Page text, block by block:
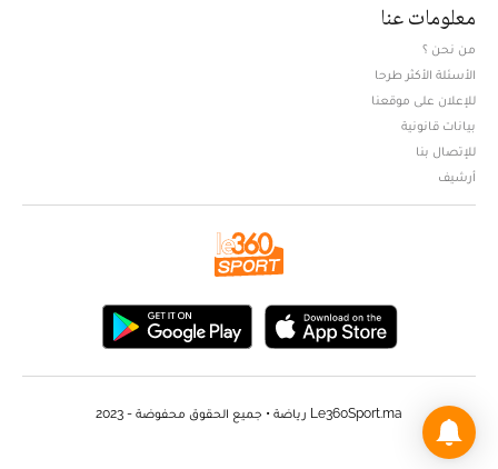
معلومات عنا
من نحن ؟
الأسئلة الأكثر طرحا
للإعلان على موقعنا
بيانات قانونية
للإتصال بنا
أرشيف
Le360Sport.ma رياضة • جميع الحقوق محفوضة - 2023